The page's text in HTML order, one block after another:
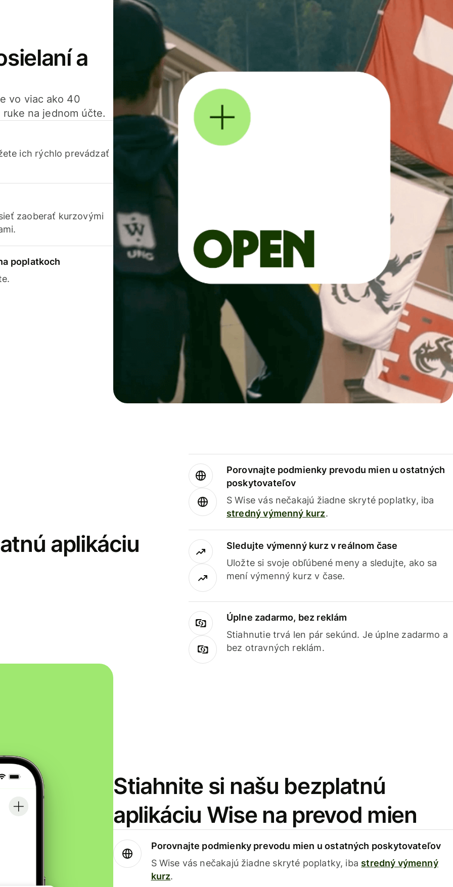
a
vo viac ako 40
na jednom účte.
ich rýchlo prevádzať
zaoberať kurzovými
poplatkoch
aplikáciu
Porovnajte podmienky prevodu mien u ostatných
poskytovateľov
S Wise vás nečakajú žiadne skryté poplatky, iba
stredný výmenný kurz.
Sledujte výmenný kurz v reálnom čase
Uložte si svoje obľúbené meny a sledujte, ako sa
mení výmenný kurz v čase.
Úplne zadarmo, bez reklám
Stiahnutie trvá len pár sekúnd. Je úplne zadarmo a
bez otravných reklám.
Stiahnite si našu bezplatnú
aplikáciu Wise na prevod mien
Porovnajte podmienky prevodu mien u ostatných poskytovateľov
S Wise vás nečakajú žiadne skryté poplatky, iba stredný výmenný
kurz.